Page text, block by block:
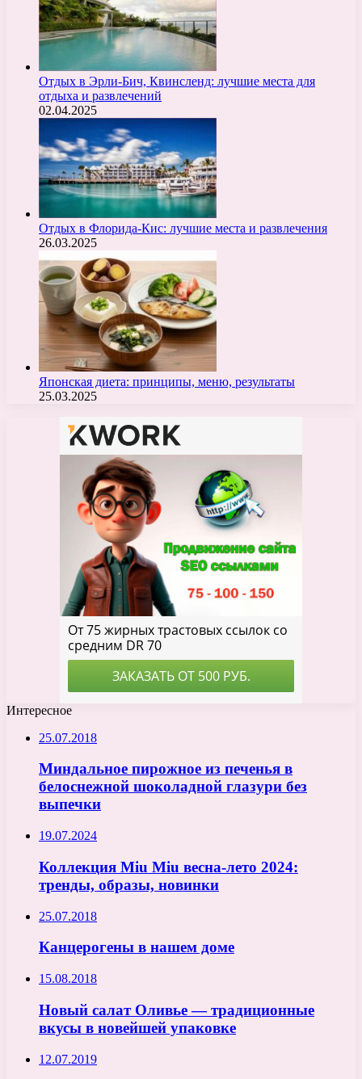
Отдых в Эрли-Бич, Квинсленд: лучшие места для
отдыха и развлечений
02.04.2025
Отдых в Флорида-Кис: лучшие места и развлечения
26.03.2025
Японская диета: принципы, меню, результаты
25.03.2025
Интересное
25.07.2018
Миндальное пирожное из печенья в
белоснежной шоколадной глазури без
выпечки
19.07.2024
Коллекция Miu Miu весна-лето 2024:
тренды, образы, новинки
25.07.2018
Канцерогены в нашем доме
15.08.2018
Новый салат Оливье — традиционные
вкусы в новейшей упаковке
12.07.2019